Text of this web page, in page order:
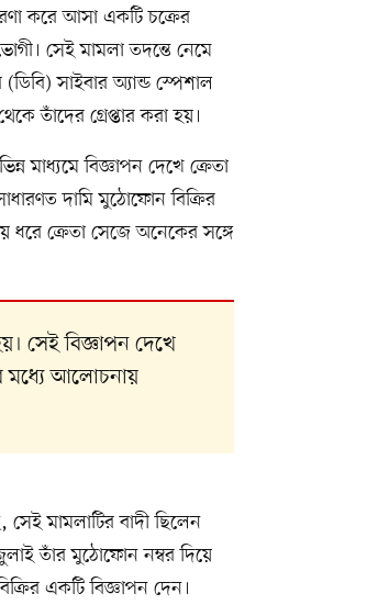
করে আসা একটি চক্রের
সেই মামলা তদন্তে নেমে
সাইবার অ্যান্ড স্পেশাল
তাঁদের গ্রেপ্তার করা হয়।
মাধ্যমে বিজ্ঞাপন দেখে ক্রেতা
দামি মুঠোফোন বিক্রির
ধরে ক্রেতা সেজে অনেকের সঙ্গে
সেই বিজ্ঞাপন দেখে
মধ্যে আলোচনায়
মামলাটির বাদী ছিলেন
তাঁর মুঠোফোন নম্বর দিয়ে
একটি বিজ্ঞাপন দেন।